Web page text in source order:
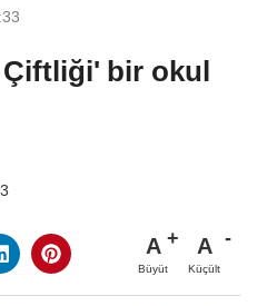
bir okul
A
Büyüt
A
Küçült